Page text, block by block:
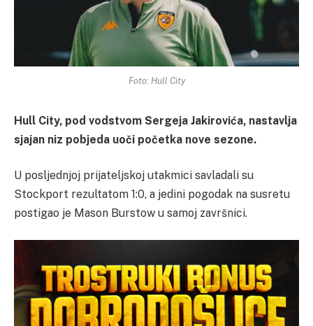
Foto: Hull City
Hull City, pod vodstvom Sergeja Jakirovića, nastavlja
sjajan niz pobjeda uoči početka nove sezone.
U posljednjoj prijateljskoj utakmici savladali su
Stockport rezultatom 1:0, a jedini pogodak na susretu
postigao je Mason Burstow u samoj završnici.